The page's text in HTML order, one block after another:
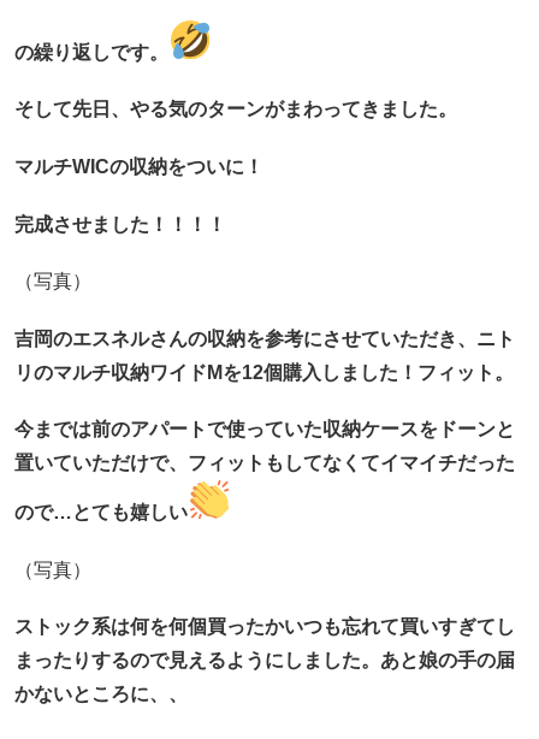
の繰り返しです。
そして先日、やる気のターンがまわってきました。
マルチWICの収納をついに！
完成させました！！！！
（写真）
吉岡のエスネルさんの収納を参考にさせていただき、ニト
リのマルチ収納ワイドMを12個購入しました！フィット。
今までは前のアパートで使っていた収納ケースをドーンと
置いていただけで、フィットもしてなくてイマイチだった
ので…とても嬉しい
（写真）
ストック系は何を何個買ったかいつも忘れて買いすぎてし
まったりするので見えるようにしました。あと娘の手の届
かないところに、、